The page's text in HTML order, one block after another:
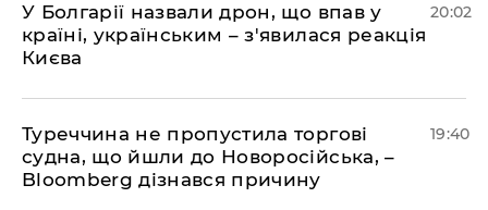
У Болгарії назвали дрон, що впав у
країні, українським – з'явилася реакція
Києва
20:02
Туреччина не пропустила торгові
судна, що йшли до Новоросійська, –
Bloomberg дізнався причину
19:40